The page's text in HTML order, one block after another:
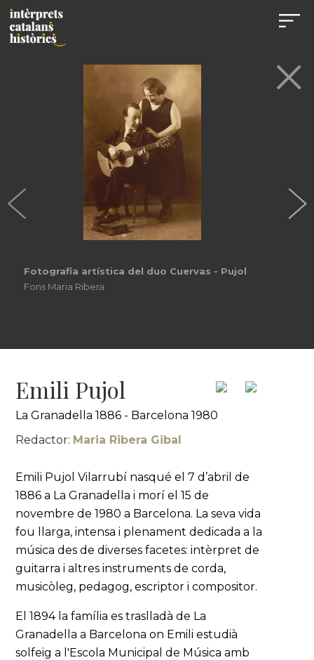
Fotografia artística del duo Cuervas - Pujol
Fons Maria Ribera
Emili Pujol
La Granadella 1886 - Barcelona 1980
Redactor: Maria Ribera Gibal
Emili Pujol Vilarrubí nasqué el 7 d’abril de
1886 a La Granadella i morí el 15 de
novembre de 1980 a Barcelona. La seva vida
fou llarga, intensa i plenament dedicada a la
música des de diverses facetes: intèrpret de
guitarra i altres instruments de corda,
musicòleg, pedagog, escriptor i compositor.
El 1894 la família es traslladà de La
Granadella a Barcelona on Emili estudià
solfeig a l'Escola Municipal de Música amb